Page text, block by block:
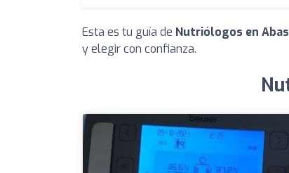
Esta es tu guía de Nutriólogos en
y elegir con confianza.